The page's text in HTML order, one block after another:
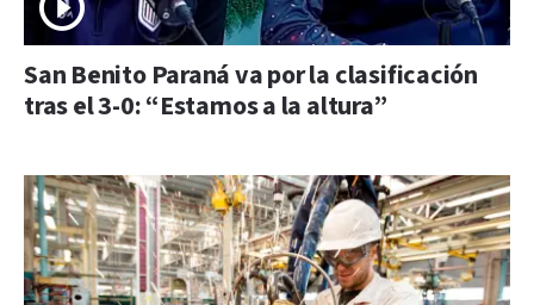
San Benito Paraná va por la clasificación
tras el 3-0: “Estamos a la altura”